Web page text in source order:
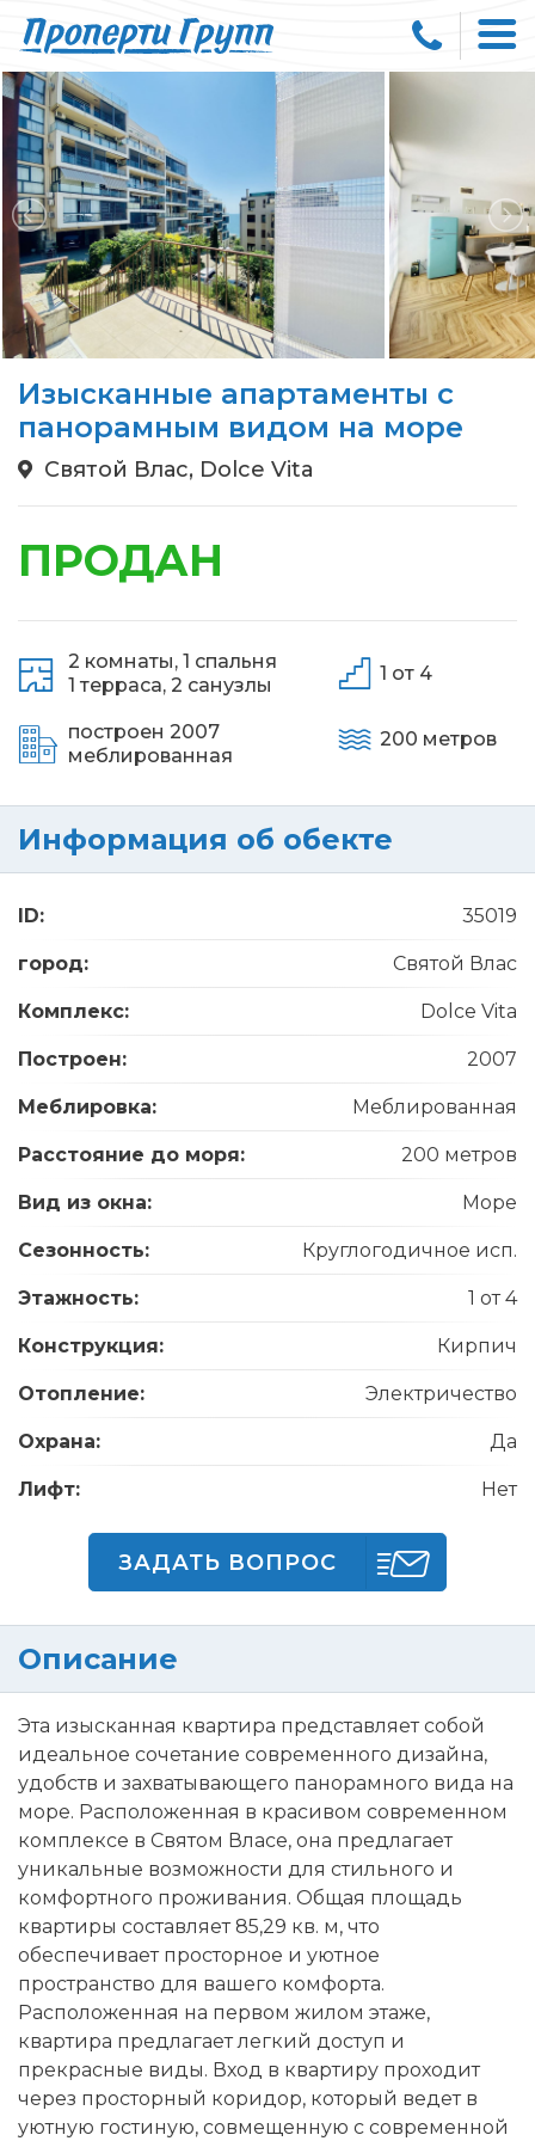
Изысканные апартаменты с
панорамным видом на море
Святой Влас, Dolce Vita
ПРОДАН
2 комнаты, 1 спальня
1 терраса, 2 санузлы
построен 2007
меблированная
1 от 4
200 метров
Информация об обекте
ID: 35019
город: Святой Влас
Комплекс: Dolce Vita
Построен: 2007
Меблировка: Меблированная
Расстояние до моря: 200 метров
Вид из окна: Море
Сезонность: Круглогодичное исп.
Этажность: 1 от 4
Конструкция: Кирпич
Отопление: Электричество
Охрана: Да
Лифт: Нет
ЗАДАТЬ ВОПРОС
Описание
Эта изысканная квартира представляет собой
идеальное сочетание современного дизайна,
удобств и захватывающего панорамного вида на
море. Расположенная в красивом современном
комплексе в Святом Власе, она предлагает
уникальные возможности для стильного и
комфортного проживания. Общая площадь
квартиры составляет 85,29 кв. м, что
обеспечивает просторное и уютное
пространство для вашего комфорта.
Расположенная на первом жилом этаже,
квартира предлагает легкий доступ и
прекрасные виды. Вход в квартиру проходит
через просторный коридор, который ведет в
уютную гостиную, совмещенную с современной